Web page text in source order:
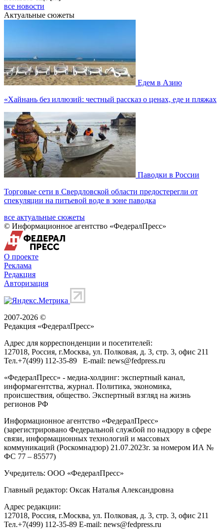
все новости
Актуальные сюжеты
Едем в Азию
«Хайнань без иллюзий: честный рассказ о ценах, еде и пляжах
Паводки в России
Торговые сети в Свердловской области предостерегли от
спекуляции на питьевой воде в зоне паводка
все актуальные сюжеты
© Информационное агентство «ФедералПресс»
О проекте
Реклама
Редакция
Авторизация
2007-2026 ©
Редакция «ФедералПресс»
Адрес для корреспонденции и посетителей:
127018, Россия, г.Москва, ул. Полковая, д. 3, стр. 3, офис 211
Тел.+7(499) 112-35-89 E-mail: news@fedpress.ru
«ФедералПресс» - медиа-холдинг: экспертный канал,
информагентства, журнал. Политика, экономика,
происшествия, общество. Экспертный взгляд на жизнь
регионов РФ
Информационное агентство «ФедералПресс»
(зарегистрировано Федеральной службой по надзору в сфере
связи, информационных технологий и массовых
коммуникаций (Роскомнадзор) 21.07.2023г. за номером ИА №
ФС 77 – 85577)
Учредитель: ООО «ФедералПресс»
Главный редактор: Оксак Наталья Александровна
Адрес редакции:
127018, Россия, г.Москва, ул. Полковая, д. 3, стр. 3, офис 211
Тел.+7(499) 112-35-89 E-mail: news@fedpress.ru